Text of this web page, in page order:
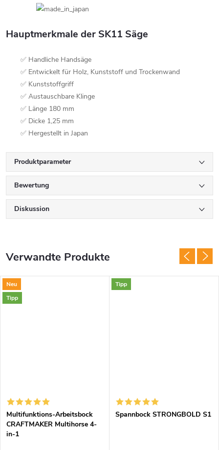
Hauptmerkmale der SK11 Säge
✅ Handliche Handsäge
✅ Entwickelt für Holz, Kunststoff und Trockenwand
✅ Kunststoffgriff
✅ Austauschbare Klinge
✅ Länge 180 mm
✅ Dicke 1,25 mm
✅ Hergestellt in Japan
Produktparameter
Bewertung
Diskussion
Verwandte Produkte
Neu
Tipp
Multifunktions-Arbeitsbock
CRAFTMAKER Multihorse 4-
in-1
Tipp
Spannbock STRONGBOLD S1